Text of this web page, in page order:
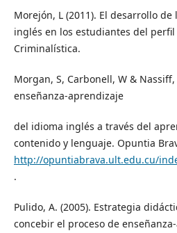
Morejón, L (2011). El desarrollo
inglés en los estudiantes del
Criminalística.
Morgan, S, Carbonell, W & Nassiff,
enseñanza-aprendizaje
del idioma inglés a través del
contenido y lenguaje. Opuntia
http://opuntiabrava.ult.edu.cu/
.
Pulido, A. (2005). Estrategia
concebir el proceso de